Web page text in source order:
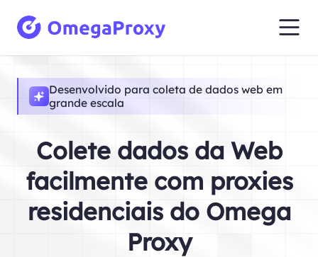
Desenvolvido para coleta de dados web em
grande escala
Colete dados da Web
facilmente com proxies
residenciais do Omega
Proxy